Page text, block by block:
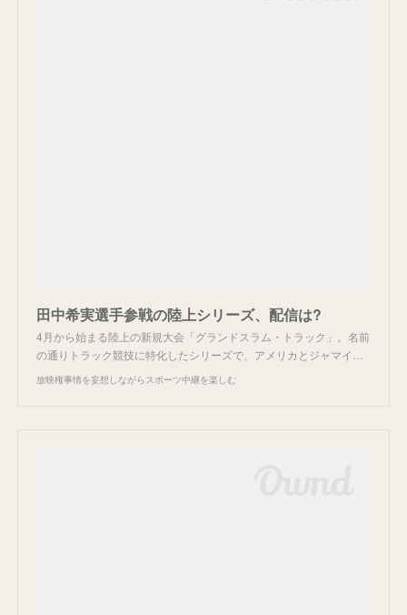
田中希実選手参戦の陸上シリーズ、配信は?
4月から始まる陸上の新規大会「グランドスラム・トラック」。名前
の通りトラック競技に特化したシリーズで、アメリカとジャマイ…
放映権事情を妄想しながらスポーツ中継を楽しむ